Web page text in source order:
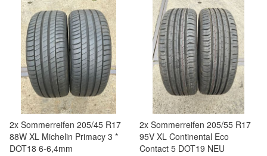
2x Sommerreifen 205/45 R17
88W XL Michelin Primacy 3 *
DOT18 6-6,4mm
2x Sommerreifen 205/55 R17
95V XL Continental Eco
Contact 5 DOT19 NEU